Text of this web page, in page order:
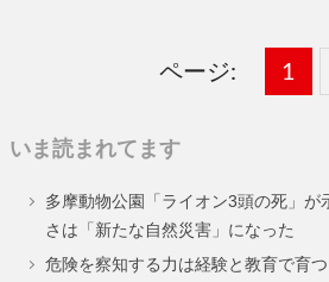
ページ:
固
ー
ジ
1
いま読まれてます
多摩動物公園「ライオン3頭の死」が
さは「新たな自然災害」になった
危険を察知する力は経験と教育で育